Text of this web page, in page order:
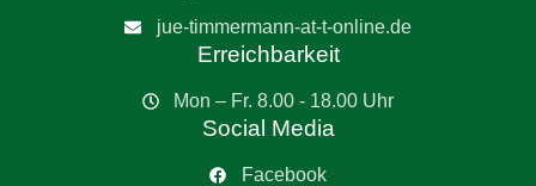
jue-timmermann-at-t-online.de
Erreichbarkeit
Mon – Fr. 8.00 - 18.00 Uhr
Social Media
Facebook